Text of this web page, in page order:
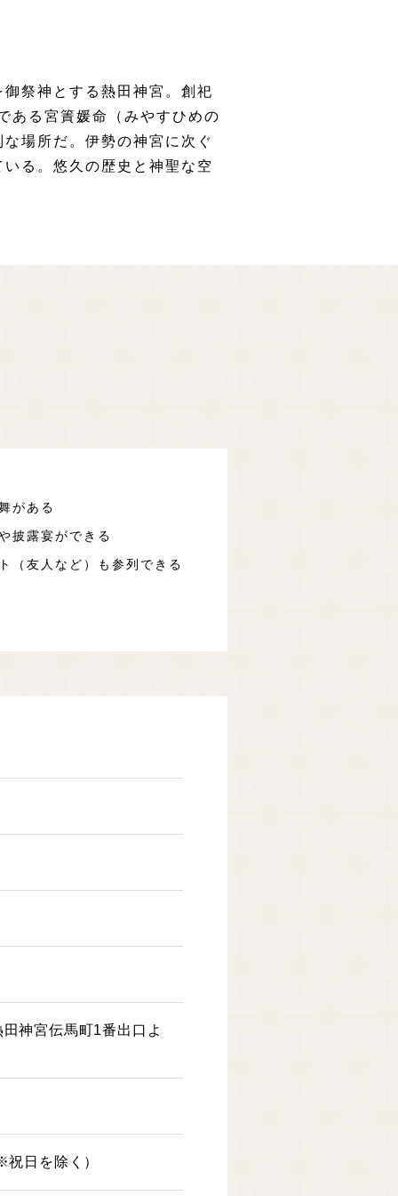
祭神とする熱田神宮。創祀
ある宮簀媛命（みやすひめの
場所だ。伊勢の神宮に次ぐ
る。悠久の歴史と神聖な空
がある
披露宴ができる
（友人など）も参列できる
神宮伝馬町1番出口よ
日を除く）